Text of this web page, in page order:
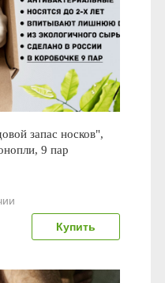
запас носков",
9 пар